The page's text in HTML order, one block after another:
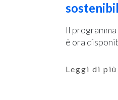
Il
è ora
Leggi di più